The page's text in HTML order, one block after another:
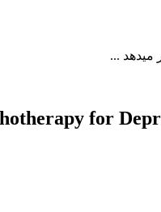
for